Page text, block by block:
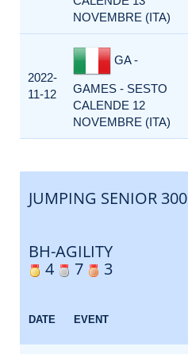
NOVEMBRE (ITA)
2022-
11-12
GA -
GAMES - SESTO
CALENDE 12
NOVEMBRE (ITA)
JUMPING SENIOR 300
BH-AGILITY
4
7 3
DATE EVENT